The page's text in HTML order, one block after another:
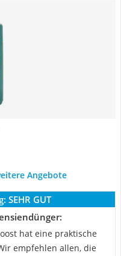
Angebote
SEHR GUT
hat eine praktische
empfehlen allen, die